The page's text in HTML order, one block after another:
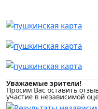
Уважаемые зрители!
Просим Вас оставить
участие в независимой